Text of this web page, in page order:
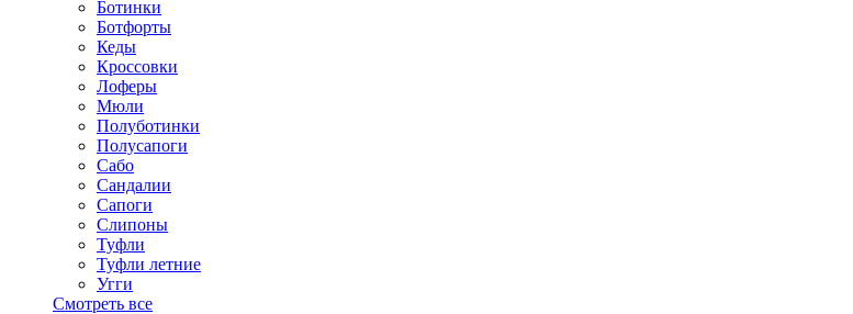
Ботинки
Ботфорты
Кеды
Кроссовки
Лоферы
Мюли
Полуботинки
Полусапоги
Сабо
Сандалии
Сапоги
Слипоны
Туфли
Туфли летние
Угги
Смотреть все